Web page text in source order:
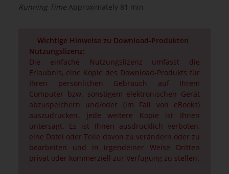
Running Time Approximately 81 min
Wichtige Hinweise zu Download-Produkten
Nutzungslizenz:
Die einfache Nutzungslizenz umfasst die
Erlaubnis, eine Kopie des Download-Produkts für
Ihren persönlichen Gebrauch auf Ihrem
Computer bzw. sonstigem elektronischen Gerät
abzuspeichern und/oder (im Fall von eBooks)
auszudrucken. Jede weitere Kopie ist Ihnen
untersagt. Es ist Ihnen ausdrücklich verboten,
eine Datei oder Teile davon zu verändern oder zu
bearbeiten und in irgendeiner Weise Dritten
privat oder kommerziell zur Verfügung zu stellen.